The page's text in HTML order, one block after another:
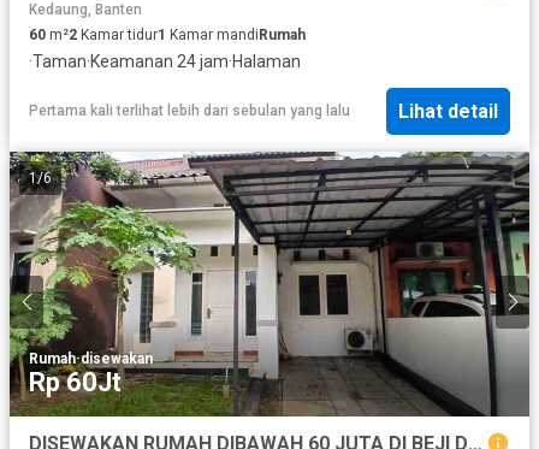
Kedaung, Banten
60 m²2 Kamar tidur1 Kamar mandi Rumah
·Taman·Keamanan 24 jam·Halaman
Pertama kali terlihat lebih dari sebulan yang lalu Lihat detail
1/6
Rumah·disewakan
Rp 60Jt
DISEWAKAN RUMAH DIBAWAH 60 JUTA DI BEJI DEPOK